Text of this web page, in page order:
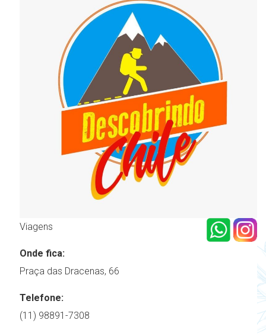
Viagens
Onde fica:
Praça das Dracenas, 66
Telefone:
(11) 98891-7308